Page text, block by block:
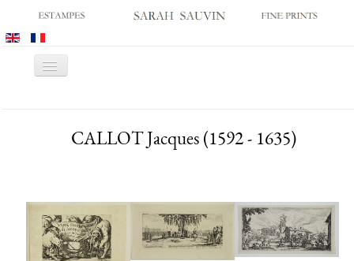
Basculer
GALERIE
ESTAMPES ANCIENNES
ESTAMPES MODERNES
CALLOT Jacques (1592 - 1635)